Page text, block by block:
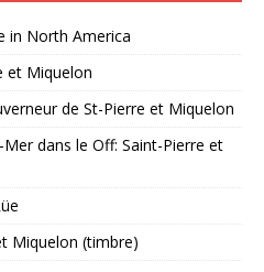
in North America
et Miquelon
de St-Pierre et Miquelon
dans le Off: Saint-Pierre et
Miquelon (timbre)